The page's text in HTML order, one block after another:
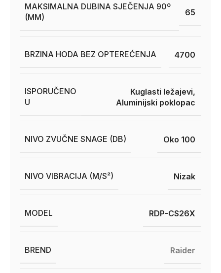
MAKSIMALNA DUBINA SJEČENJA 90º
(MM)
65
BRZINA HODA BEZ OPTEREĆENJA 4700
ISPORUČENO
U
Kuglasti ležajevi,
Aluminijski poklopac
NIVO ZVUČNE SNAGE (DB) Oko 100
NIVO VIBRACIJA (M/S²) Nizak
MODEL RDP-CS26X
BREND Raider